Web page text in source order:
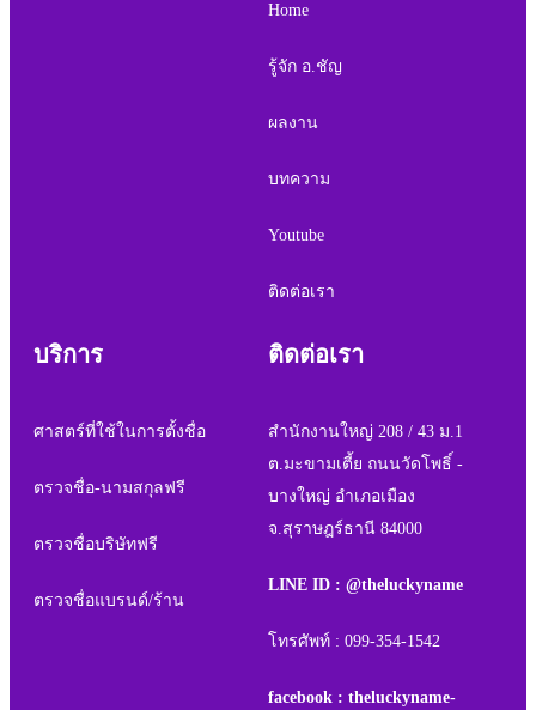
Home
รู้จัก อ.ชัญ
ผลงาน
บทความ
Youtube
ติดต่อเรา
บริการ
ศาสตร์ที่ใช้ในการตั้งชื่อ
ตรวจชื่อ-นามสกุลฟรี
ตรวจชื่อบริษัทฟรี
ตรวจชื่อแบรนด์/ร้าน
ติดต่อเรา
สำนักงานใหญ่ 208 / 43 ม.1
ต.มะขามเตี้ย ถนนวัดโพธิ์ -
บางใหญ่ อำเภอเมือง
จ.สุราษฎร์ธานี 84000
LINE ID : @theluckyname
โทรศัพท์ : 099-354-1542
facebook : theluckyname-